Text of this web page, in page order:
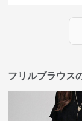
フリルブラウス